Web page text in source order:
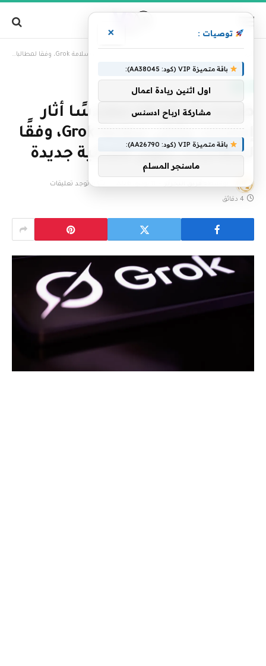
طردت شركة xAI مهندسًا أثار
إنذارات بشأن سلامة Grok، وفقًا
لمطالبات دعوى قضائية جديدة
لا توجد تعليقات
4 دقائق
توصيات : ×
باقة متميزة VIP (كود: AA38045):
اول اثنين ريادة اعمال
مشاركة ارباح ادسنس
باقة متميزة VIP (كود: AA26790):
ماسنجر المسلم